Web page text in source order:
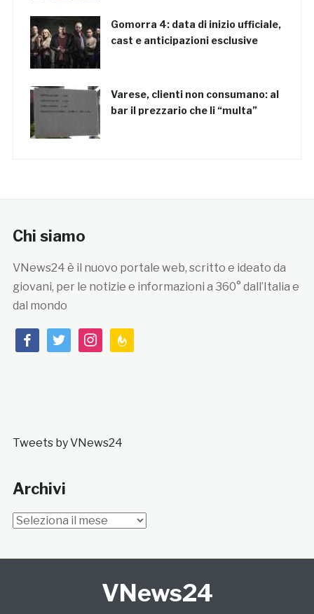
Gomorra 4: data di inizio ufficiale,
cast e anticipazioni esclusive
Varese, clienti non consumano: al
bar il prezzario che li “multa”
Chi siamo
VNews24 è il nuovo portale web, scritto e ideato da
giovani, per le notizie e informazioni a 360° dall’Italia e
dal mondo
facebooktwitterinstagramfeedburner
Tweets by VNews24
Archivi
Archivi
VNews24